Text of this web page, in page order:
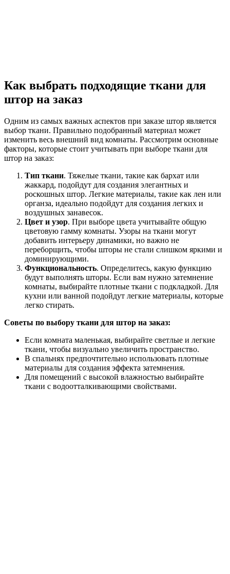
Как выбрать подходящие ткани для
штор на заказ
Одним из самых важных аспектов при заказе штор является
выбор ткани. Правильно подобранный материал может
изменить весь внешний вид комнаты. Рассмотрим основные
факторы, которые стоит учитывать при выборе ткани для
штор на заказ:
Тип ткани. Тяжелые ткани, такие как бархат или
жаккард, подойдут для создания элегантных и
роскошных штор. Легкие материалы, такие как лен или
органза, идеально подойдут для создания легких и
воздушных занавесок.
Цвет и узор. При выборе цвета учитывайте общую
цветовую гамму комнаты. Узоры на ткани могут
добавить интерьеру динамики, но важно не
переборщить, чтобы шторы не стали слишком яркими и
доминирующими.
Функциональность. Определитесь, какую функцию
будут выполнять шторы. Если вам нужно затемнение
комнаты, выбирайте плотные ткани с подкладкой. Для
кухни или ванной подойдут легкие материалы, которые
легко стирать.
Советы по выбору ткани для штор на заказ:
Если комната маленькая, выбирайте светлые и легкие
ткани, чтобы визуально увеличить пространство.
В спальнях предпочтительно использовать плотные
материалы для создания эффекта затемнения.
Для помещений с высокой влажностью выбирайте
ткани с водоотталкивающими свойствами.